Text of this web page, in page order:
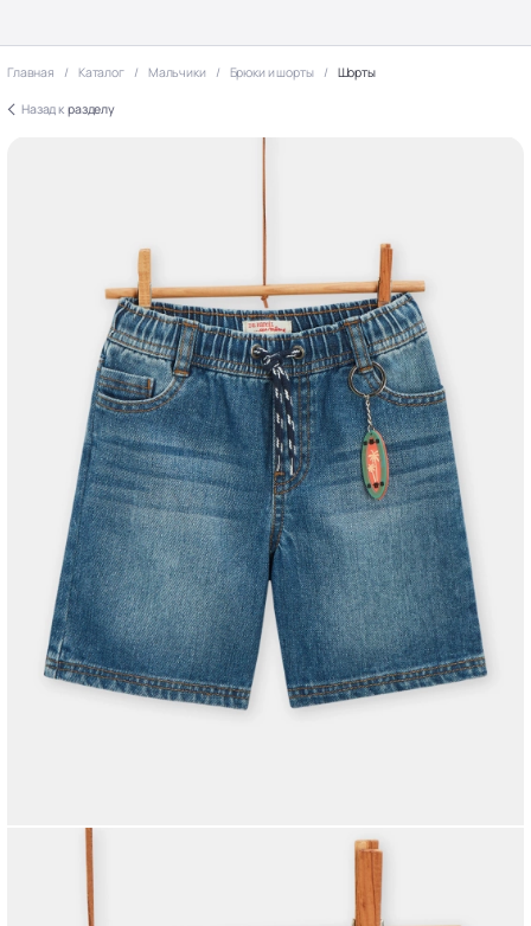
Главная Каталог Мальчики Брюки и шорты Шорты
Назад к разделу